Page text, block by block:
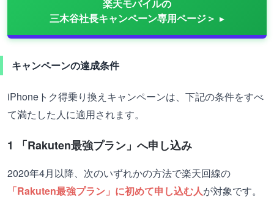
楽天モバイルの
三木谷社長キャンペーン専用ページ＞
キャンペーンの達成条件
iPhoneトク得乗り換えキャンペーンは、下記の条件をすべ
て満たした人に適用されます。
1 「Rakuten最強プラン」へ申し込み
2020年4月以降、次のいずれかの方法で楽天回線の
「Rakuten最強プラン」に初めて申し込む人が対象です。